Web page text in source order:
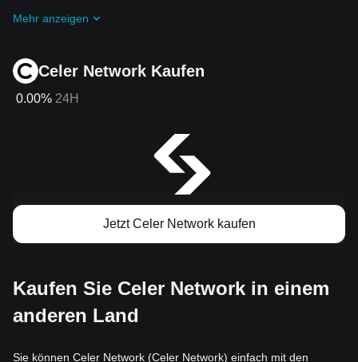
mitmachen
Mehr anzeigen
Celer Network Kaufen
0.00% 24H
Jetzt Celer Network kaufen
Kaufen Sie Celer Network in einem
anderen Land
Sie können Celer Network (Celer Network) einfach mit den